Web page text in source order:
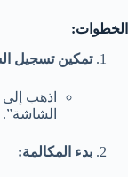
الخطوات:
تمكين تسجيل
اذهب
الشاشة”.
بدء المكالمة: